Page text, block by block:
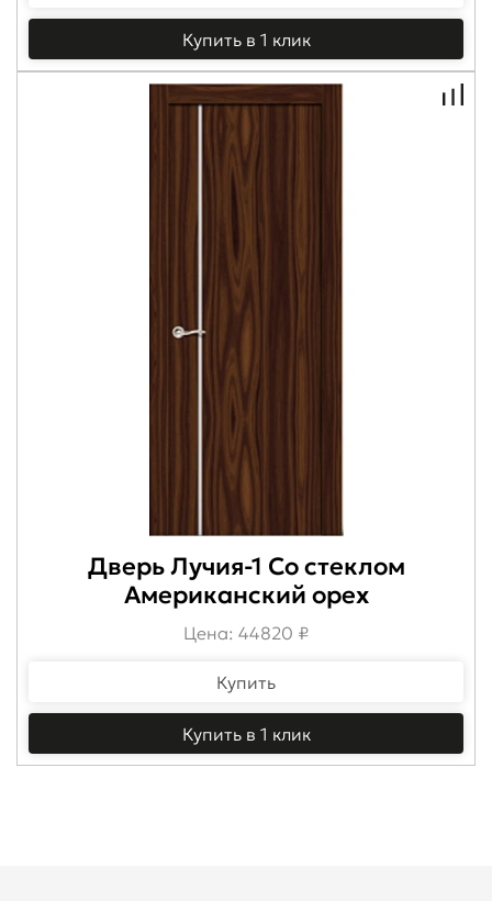
Купить в 1 клик
Дверь Лучия-1 Со стеклом
Американский орех
Цена: 44820 ₽
Купить
Купить в 1 клик